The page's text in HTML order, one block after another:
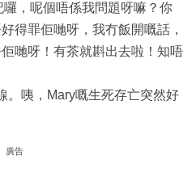
，呢個唔係我問題呀嘛？你
得罪佢哋呀，我冇飯開嘅話，
哋呀！有茶就斟出去啦！知唔
。咦，Mary嘅生死存亡突然好
廣告